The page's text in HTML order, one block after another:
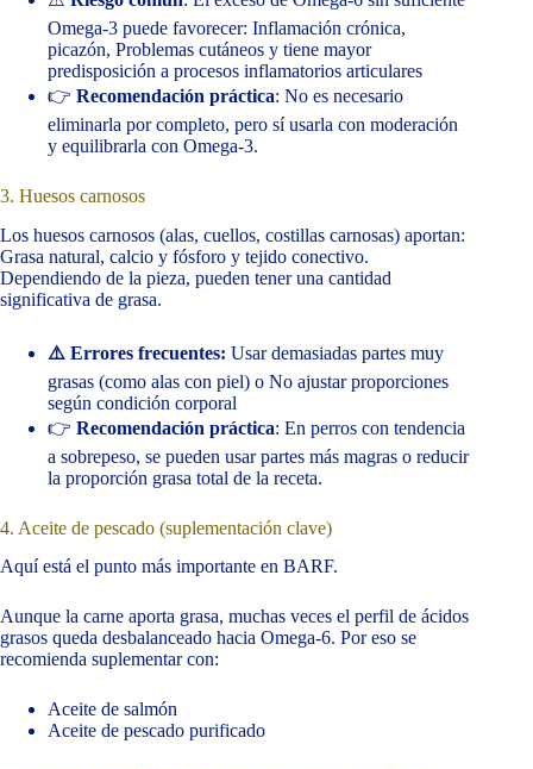
Omega-3 puede favorecer: Inflamación crónica,
picazón, Problemas cutáneos y tiene mayor
predisposición a procesos inflamatorios articulares
👉 Recomendación práctica: No es necesario
eliminarla por completo, pero sí usarla con moderación
y equilibrarla con Omega-3.
3. Huesos carnosos
Los huesos carnosos (alas, cuellos, costillas carnosas) aportan:
Grasa natural, calcio y fósforo y tejido conectivo.
Dependiendo de la pieza, pueden tener una cantidad
significativa de grasa.
⚠️ Errores frecuentes: Usar demasiadas partes muy
grasas (como alas con piel) o No ajustar proporciones
según condición corporal
👉 Recomendación práctica: En perros con tendencia
a sobrepeso, se pueden usar partes más magras o reducir
la proporción grasa total de la receta.
4. Aceite de pescado (suplementación clave)
Aquí está el punto más importante en BARF.
Aunque la carne aporta grasa, muchas veces el perfil de ácidos
grasos queda desbalanceado hacia Omega-6. Por eso se
recomienda suplementar con:
Aceite de salmón
Aceite de pescado purificado